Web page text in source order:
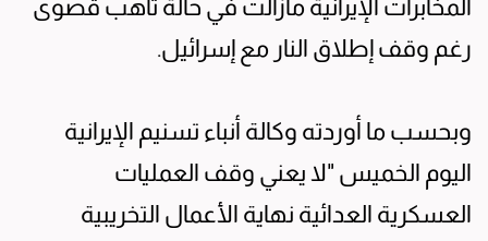
المخابرات الإيرانية مازالت في حالة تأهب قصوى
رغم وقف إطلاق النار مع إسرائيل.
وبحسب ما أوردته وكالة أنباء تسنيم الإيرانية
اليوم الخميس "لا يعني وقف العمليات
العسكرية العدائية نهاية الأعمال التخريبية